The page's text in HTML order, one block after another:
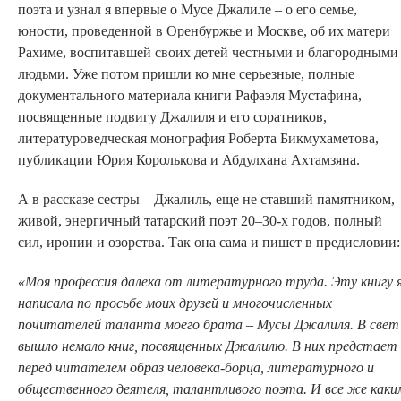
поэта и узнал я впервые о Мусе Джалиле – о его семье,
юности, проведенной в Оренбуржье и Москве, об их матери
Рахиме, воспитавшей своих детей честными и благородными
людьми. Уже потом пришли ко мне серьезные, полные
документального материала книги Рафаэля Мустафина,
посвященные подвигу Джалиля и его соратников,
литературоведческая монография Роберта Бикмухаметова,
публикации Юрия Королькова и Абдулхана Ахтамзяна.
А в рассказе сестры – Джалиль, еще не ставший памятником,
живой, энергичный татарский поэт 20–30-х годов, полный
сил, иронии и озорства. Так она сама и пишет в предисловии:
«Моя профессия далека от литературного труда. Эту книгу
написала по просьбе моих друзей и многочисленных
почитателей таланта моего брата – Мусы Джалиля. В свет
вышло немало книг, посвященных Джалилю. В них предстает
перед читателем образ человека-борца, литературного и
общественного деятеля, талантливого поэта. И все же